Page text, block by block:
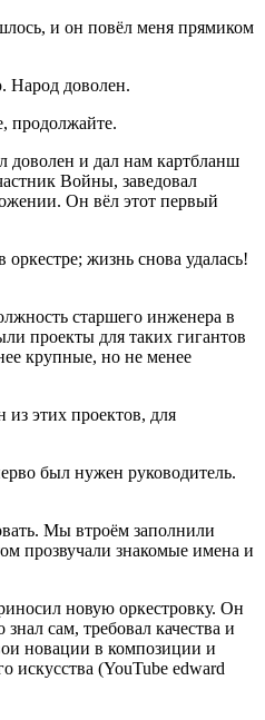
и он повёл меня прямиком
Народ доволен.
продолжайте.
доволен и дал нам картбланш
Войны, заведовал
Он вёл этот первый
жизнь снова удалась!
старшего инженера в
проекты для таких гигантов
крупные, но не менее
из этих проектов, для
был нужен руководитель.
Мы втроём заполнили
прозвучали знакомые имена и
новую оркестровку. Он
сам, требовал качества и
новации в композиции и
(YouTube edward